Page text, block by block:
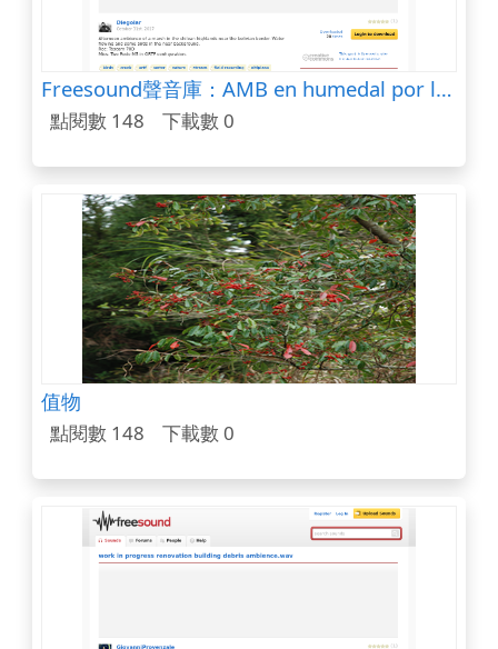
Freesound聲音庫：AMB en humedal por la tarde
點閱數 148 下載數 0
值物
點閱數 148 下載數 0